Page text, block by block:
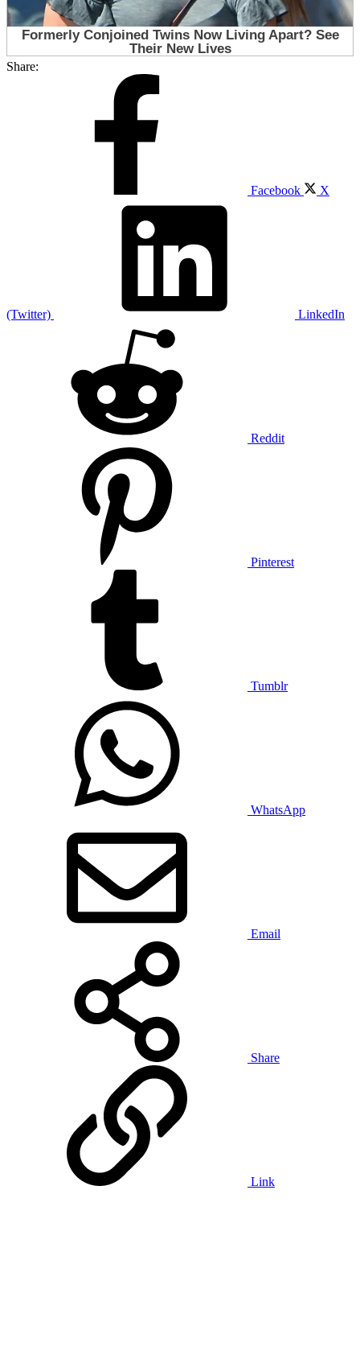
Share:
Facebook X
(Twitter) LinkedIn
Reddit
Pinterest
Tumblr
WhatsApp
Email
Share
Link